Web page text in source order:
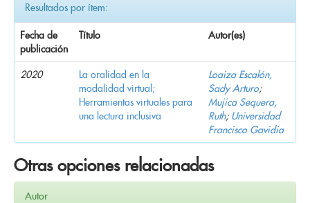
Resultados por ítem:
Fecha de
publicación
Título Autor(es)
2020
La oralidad en la
modalidad virtual;
Herramientas virtuales para
una lectura inclusiva
Loaiza Escalón,
Sady Arturo;
Mujica Sequera,
Ruth; Universidad
Francisco Gavidia
Otras opciones relacionadas
Autor